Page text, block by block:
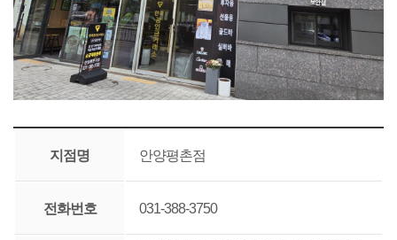
지점명 안양평촌점
전화번호 031-388-3750